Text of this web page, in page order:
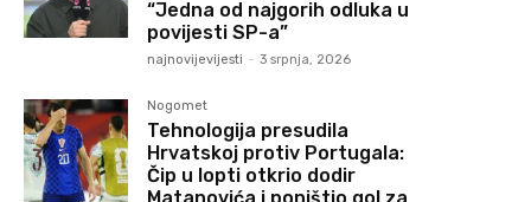
“Jedna od najgorih odluka u
povijesti SP-a”
najnovijevijesti - 3 srpnja, 2026
Nogomet
Tehnologija presudila
Hrvatskoj protiv Portugala:
Čip u lopti otkrio dodir